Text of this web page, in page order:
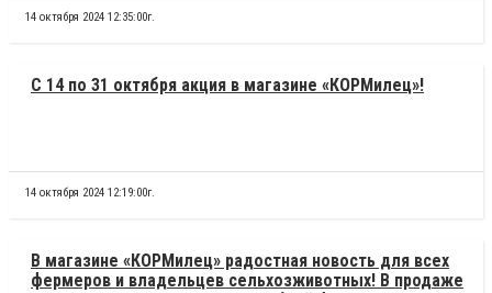
14 октября 2024 12:35:00г.
С 14 по 31 октября акция в магазине «КОРМилец»!
14 октября 2024 12:19:00г.
В магазине «КОРМилец» радостная новость для всех
фермеров и владельцев сельхозживотных! В продаже